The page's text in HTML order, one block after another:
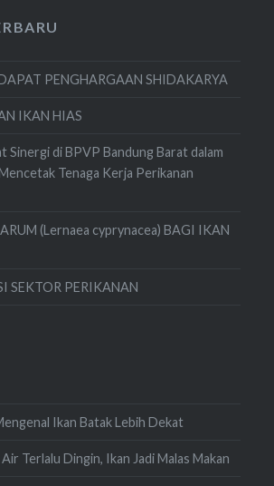
PENGHARGAAN SHIDAKARYA
IKAN HIAS
Sinergi di BPVP Bandung Barat dalam
Tenaga Kerja Perikanan
(Lernaea cyprynacea) BAGI IKAN
SEKTOR PERIKANAN
Ikan Batak Lebih Dekat
Air Terlalu Dingin, Ikan Jadi Malas Makan